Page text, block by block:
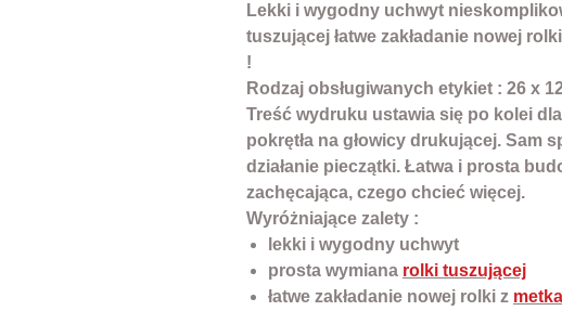
Lekki i wygodny uchwyt
tuszującej łatwe zakładanie nowej
!
Rodzaj obsługiwanych etykiet : 26 x
Treść wydruku ustawia się po kolei
pokrętła na głowicy drukującej. Sam
działanie pieczątki. Łatwa i prosta
zachęcająca, czego chcieć więcej.
Wyróżniające zalety :
lekki i wygodny uchwyt
prosta wymiana rolki tuszującej
łatwe zakładanie nowej rolki z